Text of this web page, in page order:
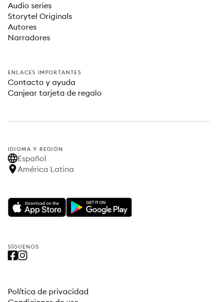
Audio series
Storytel Originals
Autores
Narradores
ENLACES IMPORTANTES
Contacto y ayuda
Canjear tarjeta de regalo
IDIOMA Y REGIÓN
Español
América Latina
SÍGUENOS
Política de privacidad